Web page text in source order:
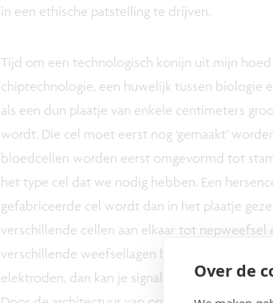
Over de
in een ethische patstelling te drijven.
Tijd om een technologisch konijn uit mijn
chiptechnologie, een huwelijk tussen biologie
als een dun plaatje van enkele centimeters
wordt. Die cel moet eerst nog ‘gemaakt’
bloedcellen worden eerst omgevormd tot
het type cel dat we nodig hebben. Een
gefabriceerde cel wordt dan in het plaatje
verschillende cellen aan elkaar tot
verschillende weefsellagen bestaan.
elektroden, dan kan je signalen uitsturen,